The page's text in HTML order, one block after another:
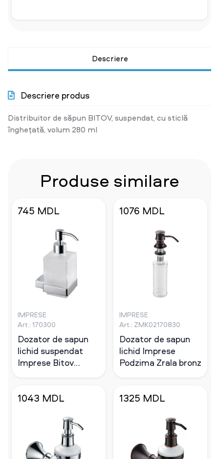
Descriere
Descriere produs
Distribuitor de săpun BITOV, suspendat, cu sticlă
înghețată, volum 280 ml
Produse similare
745 MDL
IMPRESE
Art.: 170300
Dozator de sapun
lichid suspendat
Imprese Bitov
1076 MDL
IMPRESE
Art.: ZMK02170830
Dozator de sapun
lichid Imprese
Podzima Zrala bronz
1043 MDL 1325 MDL